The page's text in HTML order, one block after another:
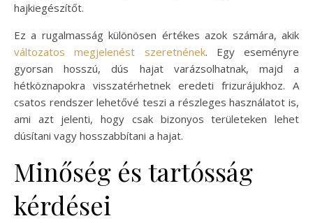
hajkiegészítőt.
Ez a rugalmasság különösen értékes azok számára, akik
változatos megjelenést szeretnének. Egy eseményre
gyorsan hosszú, dús hajat varázsolhatnak, majd a
hétköznapokra visszatérhetnek eredeti frizurájukhoz. A
csatos rendszer lehetővé teszi a részleges használatot is,
ami azt jelenti, hogy csak bizonyos területeken lehet
dúsítani vagy hosszabbítani a hajat.
Minőség és tartósság
kérdései